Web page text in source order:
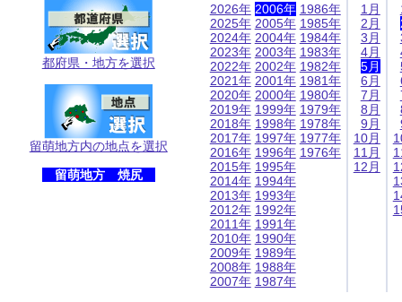
都府県・地方を選択
留萌地方内の地点を選択
留萌地方 焼尻
2026年
2025年
2024年
2023年
2022年
2021年
2020年
2019年
2018年
2017年
2016年
2015年
2014年
2013年
2012年
2011年
2010年
2009年
2008年
2007年
2006年
2005年
2004年
2003年
2002年
2001年
2000年
1999年
1998年
1997年
1996年
1995年
1994年
1993年
1992年
1991年
1990年
1989年
1988年
1987年
1986年
1985年
1984年
1983年
1982年
1981年
1980年
1979年
1978年
1977年
1976年
1月
2月
3月
4月
5月
6月
7月
8月
9月
10月
11月
12月